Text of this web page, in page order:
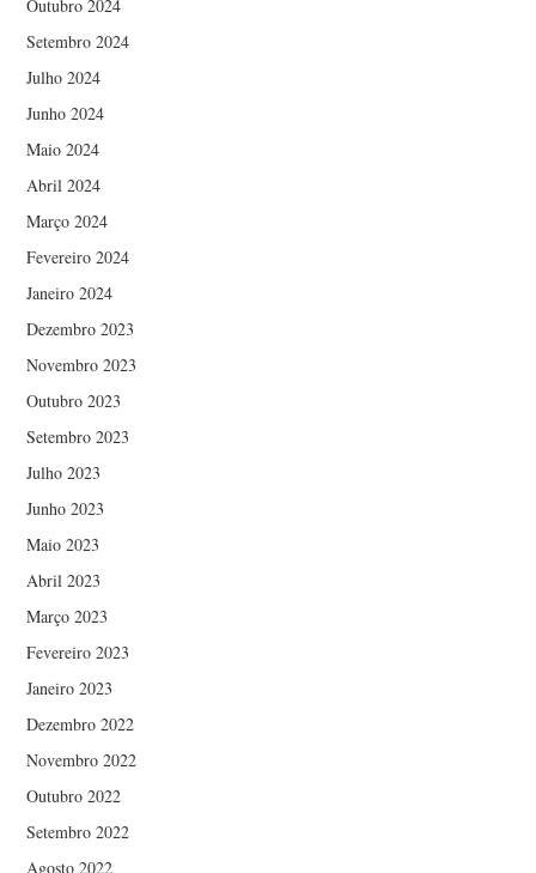
Outubro 2024
Setembro 2024
Julho 2024
Junho 2024
Maio 2024
Abril 2024
Março 2024
Fevereiro 2024
Janeiro 2024
Dezembro 2023
Novembro 2023
Outubro 2023
Setembro 2023
Julho 2023
Junho 2023
Maio 2023
Abril 2023
Março 2023
Fevereiro 2023
Janeiro 2023
Dezembro 2022
Novembro 2022
Outubro 2022
Setembro 2022
Agosto 2022